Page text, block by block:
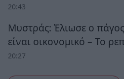
20:43
Μυστράς: Έλιωσε ο
είναι οικονομικό – Το
20:27